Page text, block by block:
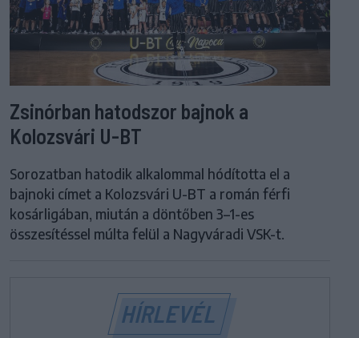
Zsinórban hatodszor bajnok a
Kolozsvári U-BT
Sorozatban hatodik alkalommal hódította el a
bajnoki címet a Kolozsvári U-BT a román férfi
kosárligában, miután a döntőben 3–1-es
összesítéssel múlta felül a Nagyváradi VSK-t.
HÍRLEVÉL